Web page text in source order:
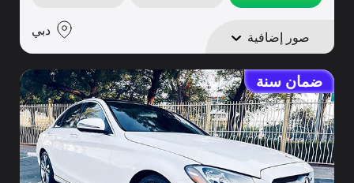
صور إضافية دبي
ضمان سنة